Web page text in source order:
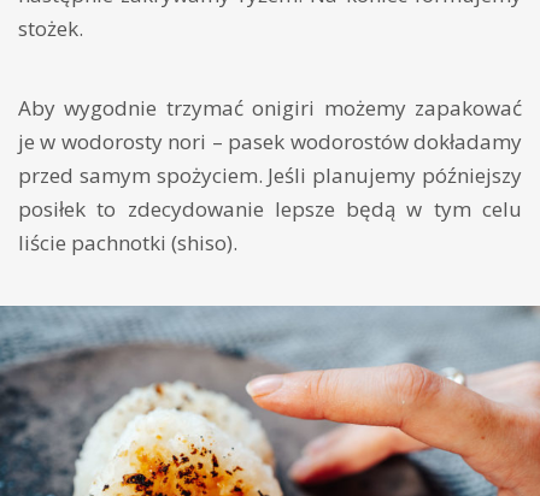
stożek.
Aby wygodnie trzymać onigiri możemy zapakować
je w wodorosty nori – pasek wodorostów dokładamy
przed samym spożyciem. Jeśli planujemy późniejszy
posiłek to zdecydowanie lepsze będą w tym celu
liście pachnotki (shiso).